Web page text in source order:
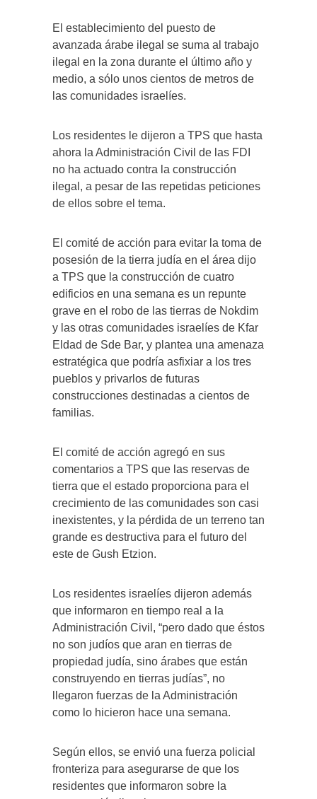
El establecimiento del puesto de
avanzada árabe ilegal se suma al trabajo
ilegal en la zona durante el último año y
medio, a sólo unos cientos de metros de
las comunidades israelíes.
Los residentes le dijeron a TPS que hasta
ahora la Administración Civil de las FDI
no ha actuado contra la construcción
ilegal, a pesar de las repetidas peticiones
de ellos sobre el tema.
El comité de acción para evitar la toma de
posesión de la tierra judía en el área dijo
a TPS que la construcción de cuatro
edificios en una semana es un repunte
grave en el robo de las tierras de Nokdim
y las otras comunidades israelíes de Kfar
Eldad de Sde Bar, y plantea una amenaza
estratégica que podría asfixiar a los tres
pueblos y privarlos de futuras
construcciones destinadas a cientos de
familias.
El comité de acción agregó en sus
comentarios a TPS que las reservas de
tierra que el estado proporciona para el
crecimiento de las comunidades son casi
inexistentes, y la pérdida de un terreno tan
grande es destructiva para el futuro del
este de Gush Etzion.
Los residentes israelíes dijeron además
que informaron en tiempo real a la
Administración Civil, “pero dado que éstos
no son judíos que aran en tierras de
propiedad judía, sino árabes que están
construyendo en tierras judías”, no
llegaron fuerzas de la Administración
como lo hicieron hace una semana.
Según ellos, se envió una fuerza policial
fronteriza para asegurarse de que los
residentes que informaron sobre la